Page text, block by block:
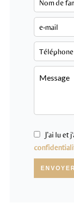
J’ai lu et
ENVOYER